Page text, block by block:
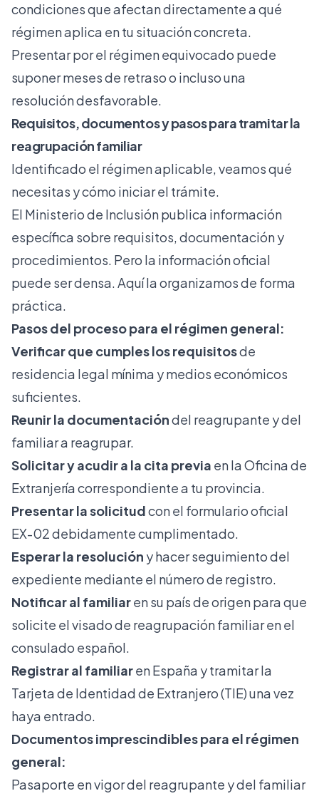
condiciones que afectan directamente a qué
régimen aplica en tu situación concreta.
Presentar por el régimen equivocado puede
suponer meses de retraso o incluso una
resolución desfavorable.
Requisitos, documentos y pasos para tramitar la
reagrupación familiar
Identificado el régimen aplicable, veamos qué
necesitas y cómo iniciar el trámite.
El Ministerio de Inclusión publica información
específica sobre requisitos, documentación y
procedimientos. Pero la información oficial
puede ser densa. Aquí la organizamos de forma
práctica.
Pasos del proceso para el régimen general:
Verificar que cumples los requisitosde
residencia legal mínima y medios económicos
suficientes.
Reunir la documentacióndel reagrupante y del
familiar a reagrupar.
Solicitar y acudir a la cita previa en la Oficina de
Extranjería correspondiente a tu provincia.
Presentar la solicitudcon el formulario oficial
EX-02 debidamente cumplimentado.
Esperar la resolución y hacer seguimiento del
expediente mediante el número de registro.
Notificar al familiaren su país de origen para que
solicite el visado de reagrupación familiar en el
consulado español.
Registrar al familiaren España y tramitar la
Tarjeta de Identidad de Extranjero (TIE) una vez
haya entrado.
Documentos imprescindibles para el régimen
general:
Pasaporte en vigor del reagrupante y del familiar